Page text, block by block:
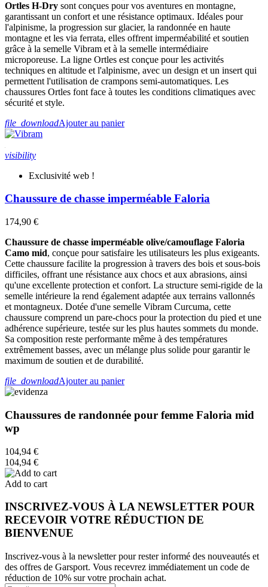
Ortles H-Dry sont conçues pour vos aventures en montagne,
garantissant un confort et une résistance optimaux. Idéales pour
l'alpinisme, la progression sur glacier, la randonnée en haute
montagne et les via ferrata, elles offrent imperméabilité et soutien
grâce à la semelle Vibram et à la semelle intermédiaire
microporeuse. La ligne Ortles est conçue pour les activités
techniques en altitude et l'alpinisme, avec un design et un insert qui
permettent l'utilisation de crampons semi-automatiques. Les
chaussures Ortles font face à toutes les conditions climatiques avec
sécurité et style.
file_downloadAjouter au panier
visibility
Exclusivité web !
Chaussure de chasse imperméable Faloria
174,90 €
Chaussure de chasse imperméable olive/camouflage Faloria
Camo mid, conçue pour satisfaire les utilisateurs les plus exigeants.
Cette chaussure facilite la progression à travers des bois et sous-bois
difficiles, offrant une résistance aux chocs et aux abrasions, ainsi
qu'une excellente protection et confort. La structure semi-rigide de la
semelle intérieure la rend également adaptée aux terrains vallonnés
et montagneux. Dotée d'une semelle Vibram Curcuma, cette
chaussure comprend un pare-chocs pour la protection du pied et une
adhérence supérieure, testée sur les plus hautes sommets du monde.
Sa composition reste performante même à des températures
extrêmement basses, avec un mélange plus solide pour garantir le
maximum de soutien et de durabilité.
file_downloadAjouter au panier
Chaussures de randonnée pour femme Faloria mid
wp
104,94 €
104,94 €
Add to cart
INSCRIVEZ-VOUS À LA NEWSLETTER POUR
RECEVOIR VOTRE RÉDUCTION DE
BIENVENUE
Inscrivez-vous à la newsletter pour rester informé des nouveautés et
des offres de Garsport. Vous recevrez immédiatement un code de
réduction de 10% sur votre prochain achat.